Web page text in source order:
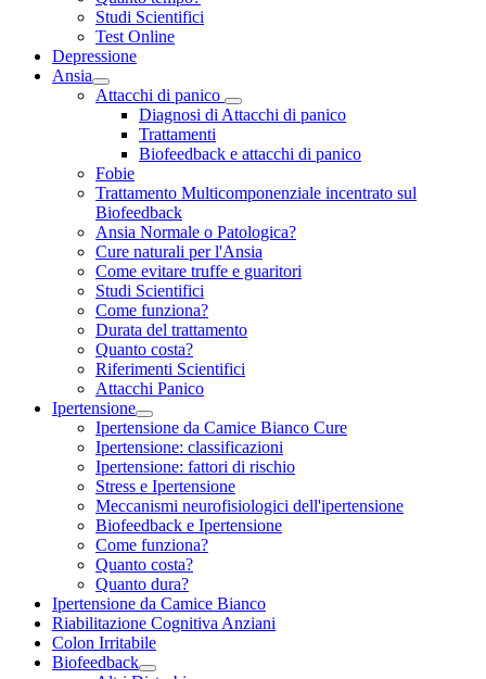
Studi Scientifici
Test Online
Depressione
Ansia
Attacchi di panico
Diagnosi di Attacchi di panico
Trattamenti
Biofeedback e attacchi di panico
Fobie
Trattamento Multicomponenziale incentrato sul
Biofeedback
Ansia Normale o Patologica?
Cure naturali per l'Ansia
Come evitare truffe e guaritori
Studi Scientifici
Come funziona?
Durata del trattamento
Quanto costa?
Riferimenti Scientifici
Attacchi Panico
Ipertensione
Ipertensione da Camice Bianco Cure
Ipertensione: classificazioni
Ipertensione: fattori di rischio
Stress e Ipertensione
Meccanismi neurofisiologici dell'ipertensione
Biofeedback e Ipertensione
Come funziona?
Quanto costa?
Quanto dura?
Ipertensione da Camice Bianco
Riabilitazione Cognitiva Anziani
Colon Irritabile
Biofeedback